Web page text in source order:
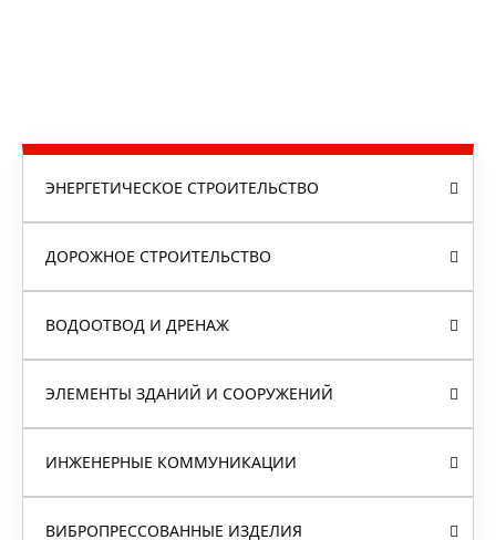
ЭНЕРГЕТИЧЕСКОЕ СТРОИТЕЛЬСТВО
ДОРОЖНОЕ СТРОИТЕЛЬСТВО
ВОДООТВОД И ДРЕНАЖ
ЭЛЕМЕНТЫ ЗДАНИЙ И СООРУЖЕНИЙ
ИНЖЕНЕРНЫЕ КОММУНИКАЦИИ
ВИБРОПРЕССОВАННЫЕ ИЗДЕЛИЯ